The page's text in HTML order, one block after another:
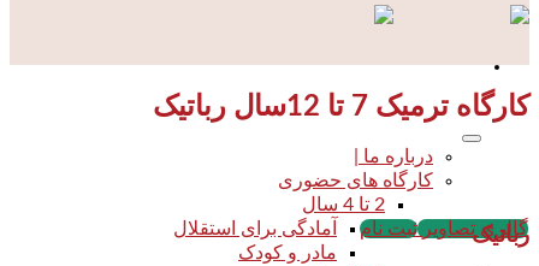
درباره ما |
کارگاه های حضوری
2 تا 4 سال
آمادگی برای استقلال
مادر و کودک
کارگاه ترمیک 7 تا 12سال رباتیک
گالری تصاویر ثبت نام رباتیک